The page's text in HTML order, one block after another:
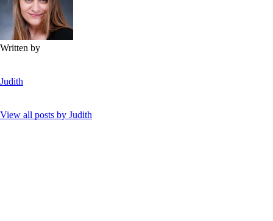
Written by
Judith
View all posts by Judith